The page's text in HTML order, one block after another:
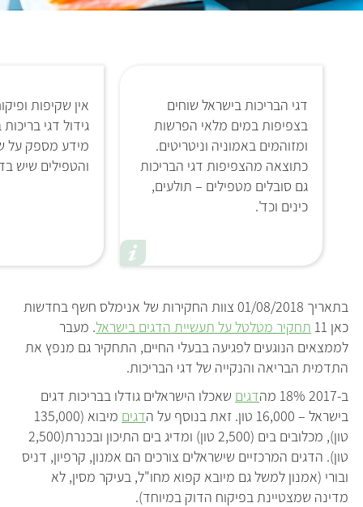
דגי הבריכות בישראל שוחים
בצפיפות במים מלאי הפרשות
ומזוהמים באמוניה וניטריטים.
כתוצאה מהצפיפות דגי הבריכות
גם סובלים מטפילים – תולעים,
כינים וכד'.
אין שקיפות
גידול דגי
מידע מספק על
והטפילים שיש
בתאריך 01/08/2018 צוות החקירות של אנימלס חשף בחדשות
כאן 11
תחקיר מטלטל על תעשיית הדגים בישראל. מעבר
לממצאים הנוגעים לפגיעה בבעלי החיים, התחקיר גם מנפץ את
התדמית הבריאה והנקייה של דגי הבריכות.
ב-2017 18% מה
דגים שאכלו הישראלים גודלו בבריכות דגים
בישראל – 16,000 טון. זאת בנוסף על ה
דגים
מיבוא (135,000
טון), מכלובים בים (2,500 טון) ומדיג בים התיכון ובכנרת(2,500
טון). הדגים המרכזיים שישראלים צורכים הם אמנון, קרפיון, דניס
ובורי (אמנון למשל גם מיובא קפוא מחו"ל, בעיקר מסין, לא
מדינה שמצטיינת בפיקוח הדוק במיוחד).